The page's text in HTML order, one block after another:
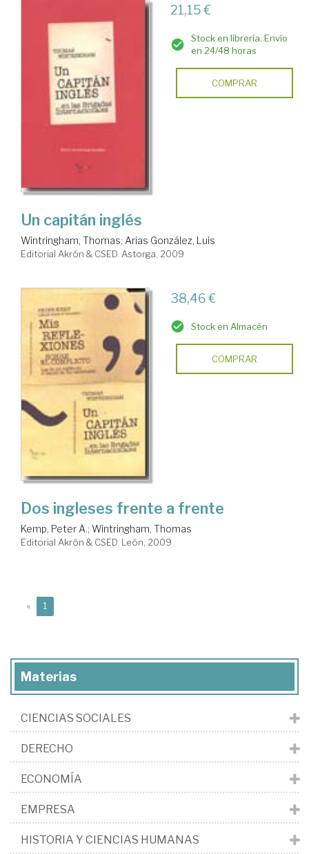
21,15 €
Stock en librería. Envío
en 24/48 horas
COMPRAR
Un capitán inglés
Wintringham, Thomas; Arias González, Luis
Editorial Akrón & CSED. Astorga, 2009
38,46 €
Stock en Almacén
COMPRAR
Dos ingleses frente a frente
Kemp, Peter A.; Wintringham, Thomas
Editorial Akrón & CSED. León, 2009
« 1
Materias
CIENCIAS SOCIALES
DERECHO
ECONOMÍA
EMPRESA
HISTORIA Y CIENCIAS HUMANAS